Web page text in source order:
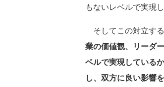
もないレベルで実現
そしてこの対立す
業の価値観、リーダ
ベルで実現している
し、双方に良い影響